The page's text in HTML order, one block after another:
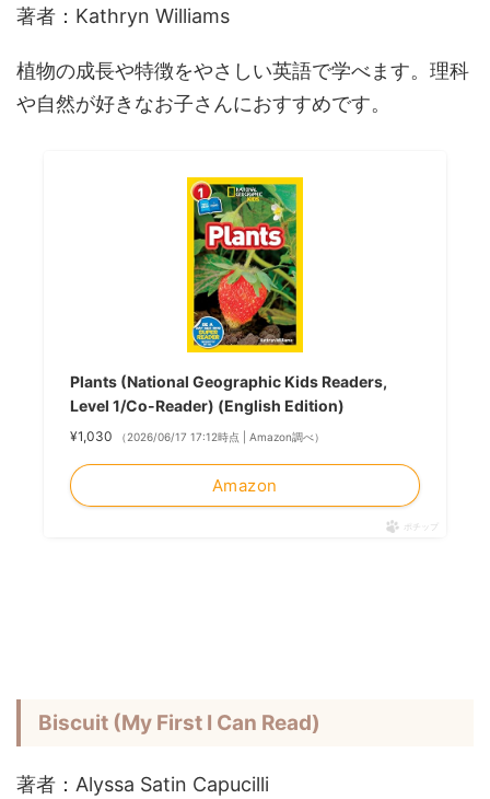
著者：Kathryn Williams
植物の成長や特徴をやさしい英語で学べます。理科
や自然が好きなお子さんにおすすめです。
Plants (National Geographic Kids Readers,
Level 1/Co-Reader) (English Edition)
¥1,030 （2026/06/17 17:12時点 | Amazon調べ）
Amazon
ポチップ
Biscuit (My First I Can Read)
著者：Alyssa Satin Capucilli